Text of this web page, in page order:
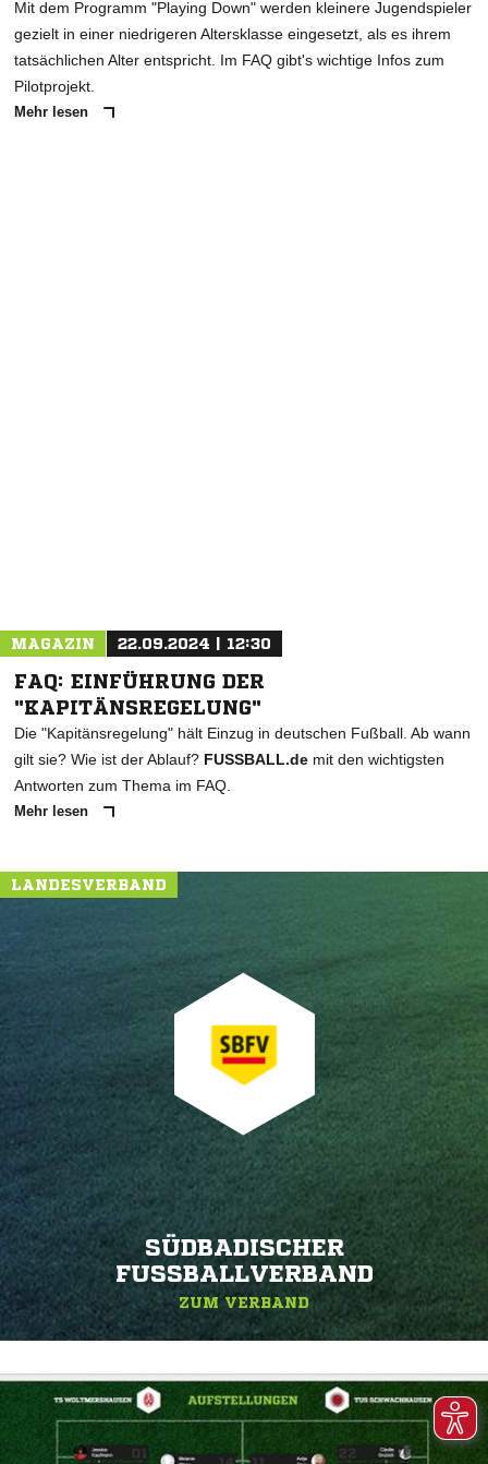
Mit dem Programm "Playing Down" werden kleinere Jugendspieler
gezielt in einer niedrigeren Altersklasse eingesetzt, als es ihrem
tatsächlichen Alter entspricht. Im FAQ gibt's wichtige Infos zum
Pilotprojekt.
Mehr lesen
MAGAZIN 22.09.2024 | 12:30
FAQ: EINFÜHRUNG DER
"KAPITÄNSREGELUNG"
Die "Kapitänsregelung" hält Einzug in deutschen Fußball. Ab wann
gilt sie? Wie ist der Ablauf? FUSSBALL.de mit den wichtigsten
Antworten zum Thema im FAQ.
Mehr lesen
LANDESVERBAND
SÜDBADISCHER
FUSSBALLVERBAND
ZUM VERBAND